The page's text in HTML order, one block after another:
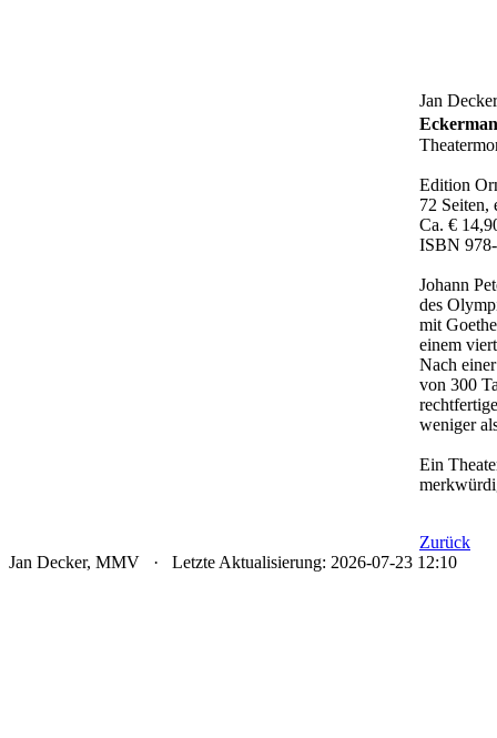
Jan Decker
Edition
72 Seiten,
Ca. €
ISBN
Johann
des
mit
einem
Nach
von 300
weniger
Ein
Zurück
Jan Decker, MMV · Letzte Aktualisierung: 2026-07-23 12:10